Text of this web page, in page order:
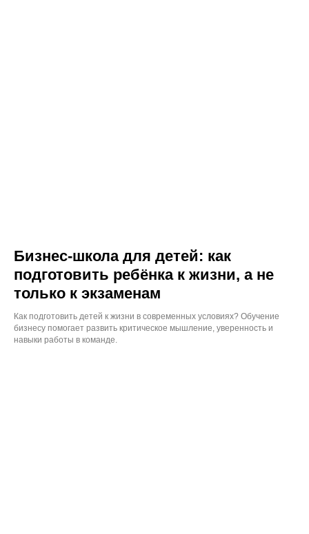
Бизнес-школа для детей: как
подготовить ребёнка к жизни, а не
только к экзаменам
Как подготовить детей к жизни в современных условиях? Обучение
бизнесу помогает развить критическое мышление, уверенность и
навыки работы в команде.